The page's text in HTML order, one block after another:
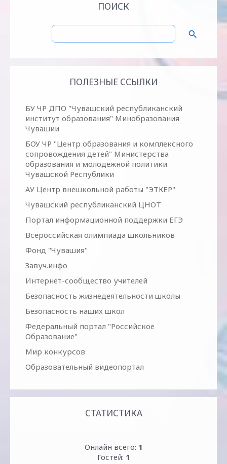
ПОИСК
ПОЛЕЗНЫЕ ССЫЛКИ
БУ ЧР ДПО "Чувашский республиканский
институт образования" Минобразования
Чувашии
БОУ ЧР "Центр образования и комплексного
сопровождения детей" Министерства
образования и молодежной политики
Чувашской Республики
АУ Центр внешкольной работы "ЭТКЕР"
Чувашский республиканский ЦНОТ
Портал информационной поддержки ЕГЭ
Всероссийская олимпиада школьников
Фонд "Чувашия"
Завуч.инфо
Интернет-сообщество учителей
Безопасность жизнедеятельности школы
Безопасность наших школ
Федеральный портал "Российское
Образование"
Мир конкурсов
Образовательный видеопортал
СТАТИСТИКА
Онлайн всего: 1
Гостей: 1